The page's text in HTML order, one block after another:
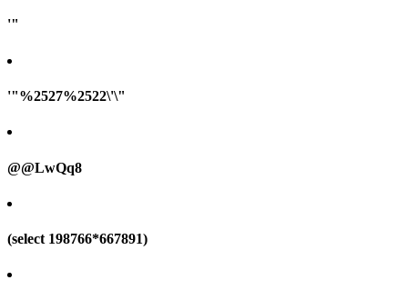
'"
'"%2527%2522\'\"
@@LwQq8
(select 198766*667891)